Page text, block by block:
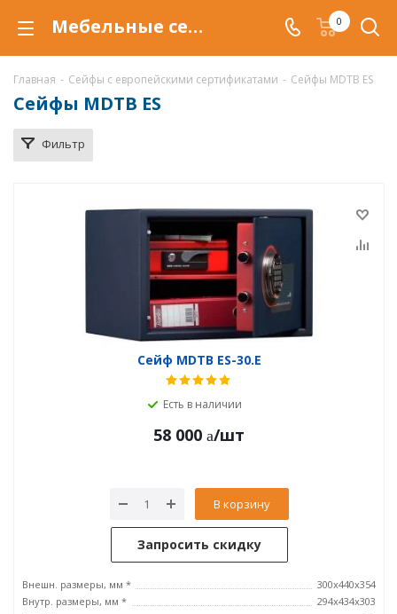
Мебельные сейфы MDTB ES в Воронеже, сейфы ES, купить сейф MDTB ES по низкой цене, доставка сейфов MDTB ES 0
Главная - Сейфы с европейскими сертификатами - Сейфы MDTB ES
Сейфы MDTB ES
Фильтр
Сейф MDTB ES-30.E
Есть в наличии
58 000 /шт
В корзину
Запросить скидку
Внешн. размеры, мм *
300x440x354
Внутр. размеры, мм *
294x434x303